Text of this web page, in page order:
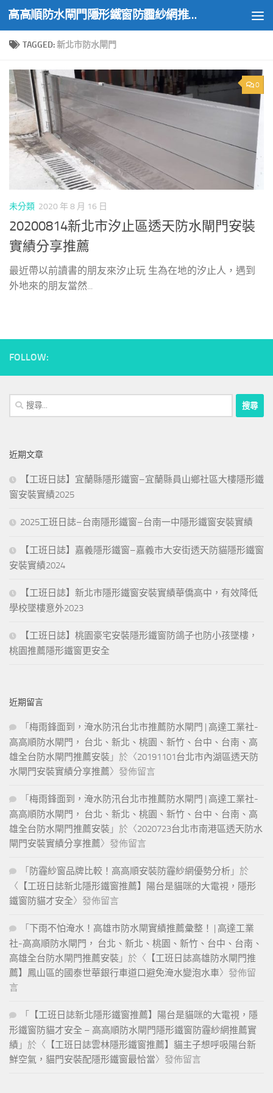
Skip to content 高高順防水閘門隱形鐵窗防霾紗網推薦實績
TAGGED:新北市防水閘門
0
未分類 2020 年 8 月 16 日
20200814新北市汐止區透天防水閘門安裝
實績分享推薦
最近帶以前讀書的朋友來汐止玩 生為在地的汐止人，遇到
外地來的朋友當然...
FOLLOW:
搜
尋
字:
近期文章
【工班日誌】宜蘭縣隱形鐵窗–宜蘭縣員山鄉社區大樓隱形鐵
窗安裝實績2025
2025工班日誌–台南隱形鐵窗–台南一中隱形鐵窗安裝實績
【工班日誌】嘉義隱形鐵窗–嘉義市大安街透天防貓隱形鐵窗
安裝實績2024
【工班日誌】新北市隱形鐵窗安裝實績華僑高中，有效降低
學校墜樓意外2023
【工班日誌】桃園豪宅安裝隱形鐵窗防鴿子也防小孩墜樓，
桃園推薦隱形鐵窗更安全
近期留言
「 梅雨鋒面到，淹水防汛台北市推薦防水閘門 | 高達工業社-
高高順防水閘門， 台北、新北、桃園、新竹、台中、台南、高
雄全台防水閘門推薦安裝 」於〈20191101台北市內湖區透天防
水閘門安裝實績分享推薦〉發佈留言
「 梅雨鋒面到，淹水防汛台北市推薦防水閘門 | 高達工業社-
高高順防水閘門， 台北、新北、桃園、新竹、台中、台南、高
雄全台防水閘門推薦安裝 」於〈2020723台北市南港區透天防水
閘門安裝實績分享推薦〉發佈留言
「 防霾紗窗品牌比較！高高順安裝防霾紗網優勢分析 」於
〈 【工班日誌新北隱形鐵窗推薦】陽台是貓咪的大電視，隱形
鐵窗防貓才安全〉發佈留言
「 下雨不怕淹水！高雄市防水閘實績推薦彙整！ | 高達工業
社-高高順防水閘門， 台北、新北、桃園、新竹、台中、台南、
高雄全台防水閘門推薦安裝 」於〈 【工班日誌高雄防水閘門推
薦】鳳山區的國泰世華銀行車道口避免淹水變泡水車〉發佈留
言
「
【工班日誌新北隱形鐵窗推薦】陽台是貓咪的大電視，隱
形鐵窗防貓才安全 – 高高順防水閘門隱形鐵窗防霾紗網推薦實
績 」於〈 【工班日誌雲林隱形鐵窗推薦】貓主子想呼吸陽台新
鮮空氣，貓門安裝配隱形鐵窗最恰當〉發佈留言